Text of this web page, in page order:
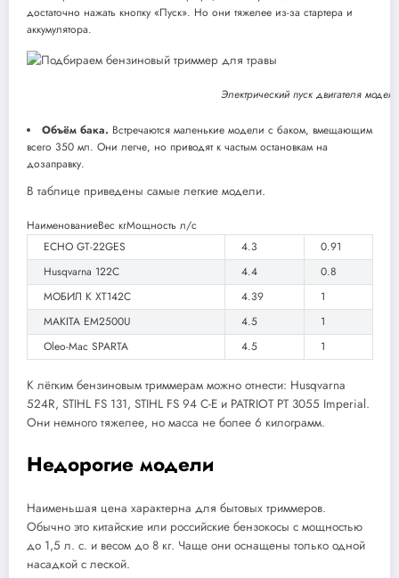
достаточно нажать кнопку «Пуск». Но они тяжелее из-за стартера и
аккумулятора.
Электрический пуск двигателя
Объём бака. Встречаются маленькие модели с баком, вмещающим
всего 350 мл. Они легче, но приводят к частым остановкам на
дозаправку.
В таблице приведены самые легкие модели.
НаименованиеВес кгМощность л/с
ECHO GT-22GES
4.3
0.91
Husqvarna 122C
4.4
0.8
МОБИЛ К XT142C
4.39
1
MAKITA EM2500U
4.5
1
Oleo-Mac SPARTA
4.5 1
К лёгким бензиновым триммерам можно отнести: Husqvarna
524R, STIHL FS 131, STIHL FS 94 C-E и PATRIOT PT 3055 Imperial.
Они немного тяжелее, но масса не более 6 килограмм.
Недорогие модели
Наименьшая цена характерна для бытовых триммеров.
Обычно это китайские или российские бензокосы с мощностью
до 1,5 л. с. и весом до 8 кг. Чаще они оснащены только одной
насадкой с леской.